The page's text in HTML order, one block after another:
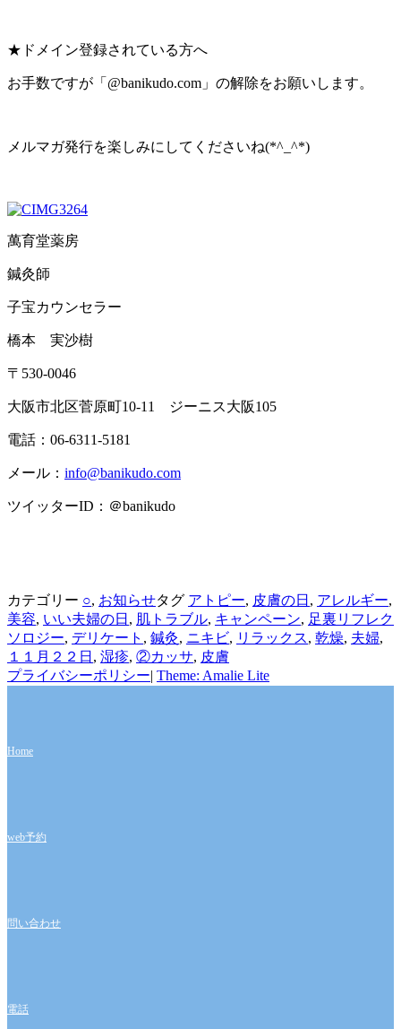
★ドメイン登録されている方へ
お手数ですが「@banikudo.com」の解除をお願いします。
メルマガ発行を楽しみにしてくださいね(*^_^*)
萬育堂薬房
鍼灸師
子宝カウンセラー
橋本 実沙樹
〒530-0046
大阪市北区菅原町10-11 ジーニス大阪105
電話：06-6311-5181
メール： info@banikudo.com
ツイッターID：＠banikudo
カテゴリー ○, お知らせタグ アトピー, 皮膚の日 , アレルギー,
美容, いい夫婦の日 , 肌トラブル, キャンペーン, 足裏リフレク
ソロジー, デリケート , 鍼灸, ニキビ, リラックス, 乾燥, 夫婦,
１１月２２日 , 湿疹, ②カッサ, 皮膚
プライバシーポリシー| Theme: Amalie Lite
Home
web予約
問い合わせ
電話